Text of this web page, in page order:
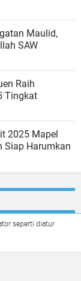
Maulid,
SAW
Raih
Tingkat
2025 Mapel
Siap Harumkan
seperti diatur